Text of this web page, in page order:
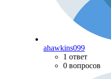
ahawkins099
1 ответ
0 вопросов